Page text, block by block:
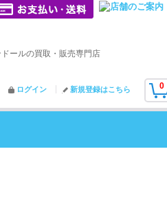
ールの買取・販売専門店
0
ログイン 新規登録はこちら